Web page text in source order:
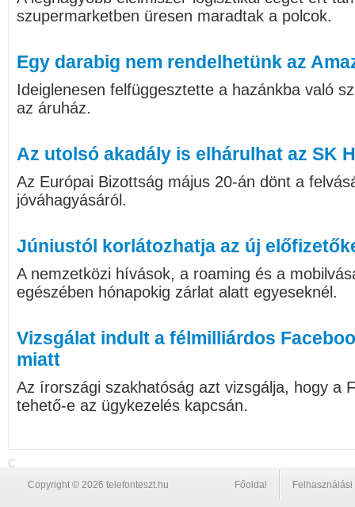
szupermarketben üresen maradtak a polcok.
Egy darabig nem rendelhetünk az
Ideiglenesen felfüggesztette a hazánkba való
az áruház.
Az utolsó akadály is elhárulhat az SK
Az Európai Bizottság május 20-án dönt a
jóváhagyásáról.
Júniustól korlátozhatja az új
A nemzetközi hívások, a roaming és a
egészében hónapokig zárlat alatt egyeseknél.
Vizsgálat indult a félmilliárdos
miatt
Az írországi szakhatóság azt vizsgálja, hogy a
tehető-e az ügykezelés kapcsán.
C
Copyright © 2026 telefonteszt.hu Főoldal